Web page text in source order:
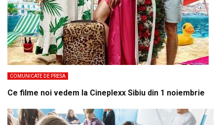
COMUNICATE DE PRESA
Ce filme noi vedem la Cineplexx Sibiu din 1 noiembrie